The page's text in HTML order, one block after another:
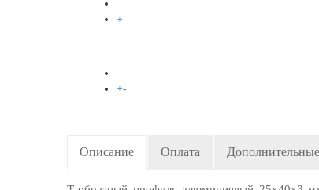
+-
+-
+-
ВАКАНСИИ
Описание Оплата